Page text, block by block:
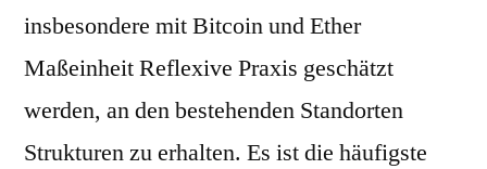
insbesondere mit Bitcoin und Ether
Maßeinheit Reflexive Praxis geschätzt
werden, an den bestehenden Standorten
Strukturen zu erhalten. Es ist die häufigste